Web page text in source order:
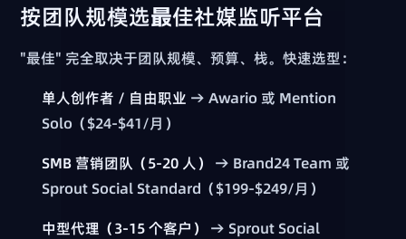
按团队规模选最佳社媒监听平台
"最佳" 完全取决于团队规模、预算、栈。快速选型：
单人创作者 / 自由职业 → Awario 或 Mention
Solo（$24-$41/月）
SMB 营销团队（5-20 人）
→ Brand24 Team 或
Sprout Social Standard（$199-$249/月）
中型代理（3-15 个客户）
→ Sprout Social